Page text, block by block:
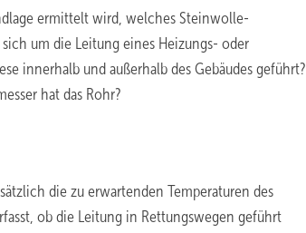
ermittelt wird, welches Steinwolle-
um die Leitung eines Heizungs- oder
innerhalb und außerhalb des Gebäudes geführt?
hat das Rohr?
die zu erwartenden Temperaturen des
ob die Leitung in Rettungswegen geführt